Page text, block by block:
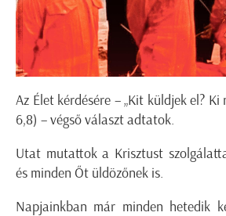
Az Élet kérdésére –„Kit küldjek el? Ki
6,8) – végső választ adtatok.
Utat mutattok a Krisztust
és minden Őt üldözőnek is.
Napjainkban már minden hetedik